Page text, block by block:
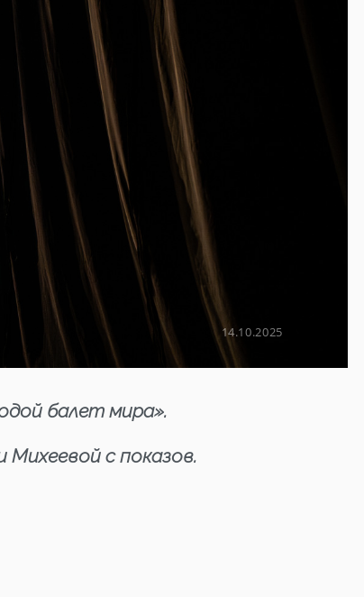
14.10.2025
балет мира».
с показов.